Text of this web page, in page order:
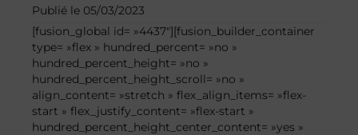
Publié le 05/03/2023
[fusion_global id= »4437″][fusion_builder_container
type= »flex » hundred_percent= »no »
hundred_percent_height= »no »
hundred_percent_height_scroll= »no »
align_content= »stretch » flex_align_items= »flex-
start » flex_justify_content= »flex-start »
hundred_percent_height_center_content= »yes »